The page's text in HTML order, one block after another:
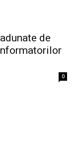
de
0